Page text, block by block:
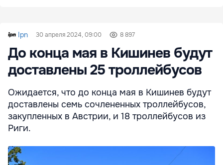
Ipn 30 апреля 2024, 09:00 8 897
До конца мая в Кишинев будут
доставлены 25 троллейбусов
Ожидается, что до конца мая в Кишинев будут
доставлены семь сочлененных троллейбусов,
закупленных в Австрии, и 18 троллейбусов из
Риги.